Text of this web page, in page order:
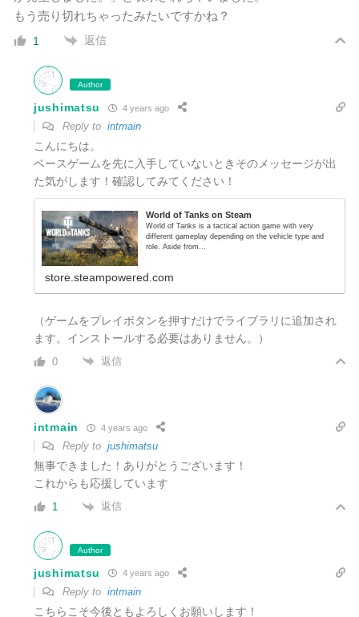
もう売り切れちゃったみたいですかね？
1 返信
Author
jushimatsu 4 years ago
Reply to intmain
こんにちは。
ベースゲームを先に入手していないときそのメッセージが出
た気がします！確認してみてください！
World of Tanks on Steam
World of Tanks is a tactical action game with very
different gameplay depending on the vehicle type and
role. Aside from...
store.steampowered.com
（ゲームをプレイボタンを押すだけでライブラリに追加され
ます。インストールする必要はありません。）
0 返信
intmain 4 years ago
Reply to jushimatsu
無事できました！ありがとうございます！
これからも応援しています
1 返信
Author
jushimatsu 4 years ago
Reply to intmain
こちらこそ今後ともよろしくお願いします！